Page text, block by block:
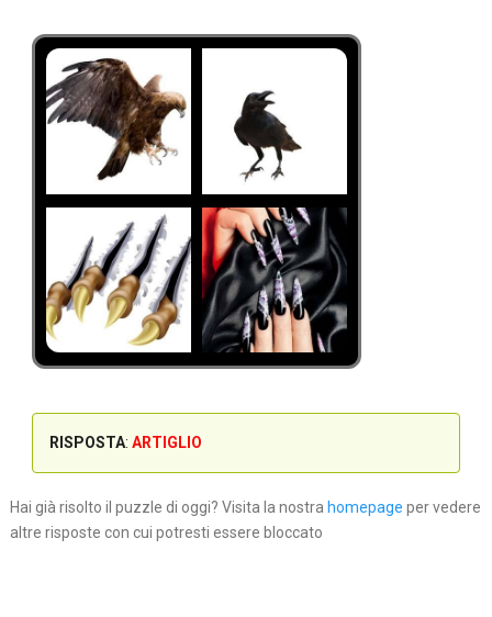
RISPOSTA: ARTIGLIO
Hai già risolto il puzzle di oggi? Visita la nostra homepage per vedere
altre risposte con cui potresti essere bloccato